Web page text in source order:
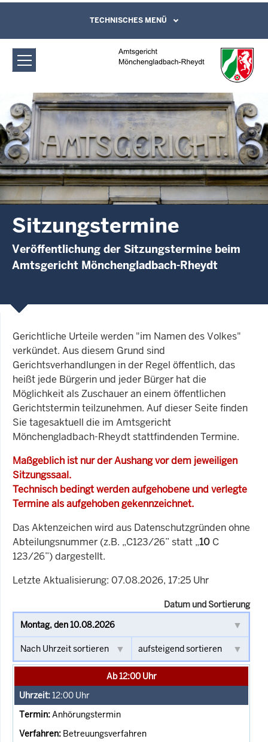
Amtsgericht Mönchengladbach-
Rheydt: Sitzungstermine
Direkt zum Inhalt
Leichte Sprache, Gebärdensprachenvideo
und Kontaktformular
TECHNISCHES MENÜ
Sitzungstermine
Veröffentlichung der Sitzungstermine beim
Amtsgericht Mönchengladbach-Rheydt
Gerichtliche Urteile werden "im Namen des Volkes"
verkündet. Aus diesem Grund sind
Gerichtsverhandlungen in der Regel öffentlich, das
heißt jede Bürgerin und jeder Bürger hat die
Möglichkeit als Zuschauer an einem öffentlichen
Gerichtstermin teilzunehmen. Auf dieser Seite finden
Sie tagesaktuell die im Amtsgericht
Mönchengladbach-Rheydt stattfindenden Termine.
Maßgeblich ist nur der Aushang vor dem jeweiligen
Sitzungssaal.
Technisch bedingt werden aufgehobene und verlegte
Termine als aufgehoben gekennzeichnet.
Das Aktenzeichen wird aus Datenschutzgründen ohne
Abteilungsnummer (z.B. „C123/26” statt „10 C
123/26”) dargestellt.
Letzte Aktualisierung: 07.08.2026, 17:25 Uhr
Datum und Sortierung
Ab 12:00 Uhr
12:00 Uhr
Anhörungstermin
Betreuungsverfahren